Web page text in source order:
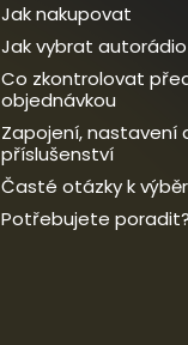
Jak nakupovat
Jak vybrat autorádio
Co zkontrolovat
objednávkou
Zapojení, nastavení
příslušenství
Časté otázky k
Potřebujete poradit?